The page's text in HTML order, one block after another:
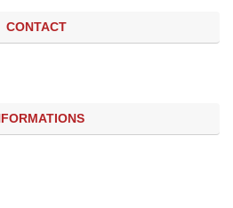
CONTACT